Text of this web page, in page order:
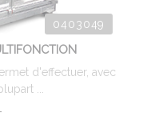
0403049
d'effectuer, avec
...